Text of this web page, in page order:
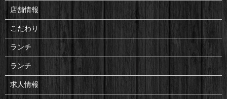
店舗情報
こだわり
ランチ
ランチ
求人情報